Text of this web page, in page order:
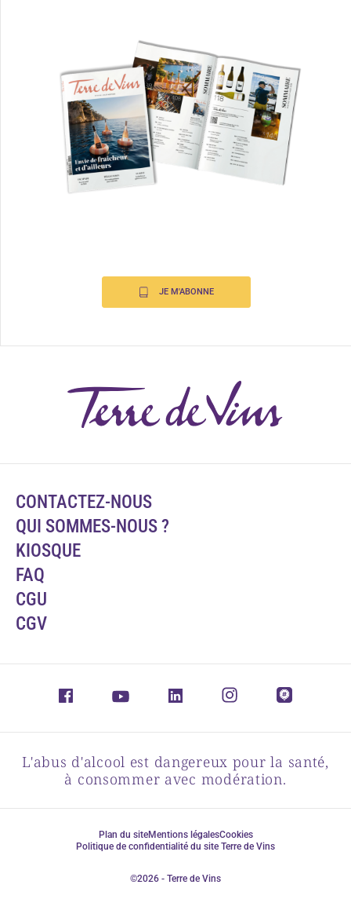
JE M'ABONNE
CONTACTEZ-NOUS
QUI SOMMES-NOUS ?
KIOSQUE
FAQ
CGU
CGV
L'abus d'alcool est dangereux pour la santé,
à consommer avec modération.
Plan du siteMentions légalesCookies
Politique de confidentialité du site Terre de Vins
©2026 - Terre de Vins